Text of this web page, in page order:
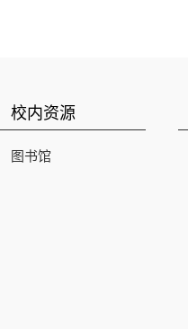
校内资源
图书馆